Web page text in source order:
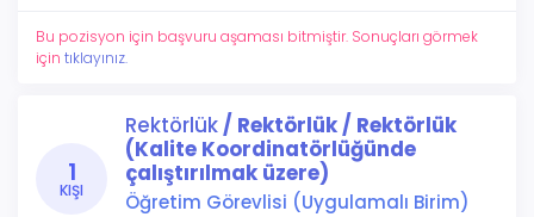
Bu pozisyon için başvuru aşaması bitmiştir. Sonuçları görmek
için tıklayınız.
1
KIŞI
Rektörlük/ Rektörlük / Rektörlük
(Kalite Koordinatörlüğünde
çalıştırılmak üzere)
Öğretim Görevlisi (Uygulamalı Birim)